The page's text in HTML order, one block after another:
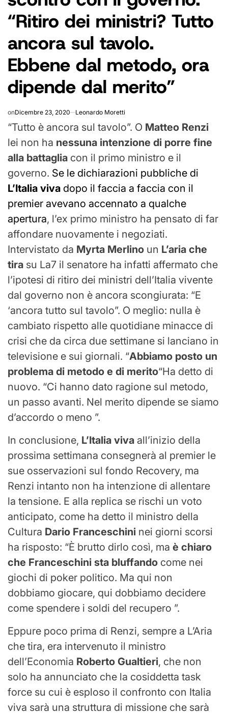
“Ritiro dei ministri? Tutto
ancora sul tavolo.
Ebbene dal metodo, ora
dipende dal merito”
onDicembre 23, 2020 Leonardo Moretti
“Tutto è ancora sul tavolo”. O Matteo Renzi
lei non ha nessuna intenzione di porre fine
alla battaglia con il primo ministro e il
governo. Se le dichiarazioni pubbliche di
L’Italia viva dopo il faccia a faccia con il
premier avevano accennato a qualche
apertura, l’ex primo ministro ha pensato di far
affondare nuovamente i negoziati.
Intervistato da Myrta Merlino un L’aria che
tira su La7 il senatore ha infatti affermato che
l’ipotesi di ritiro dei ministri dell’Italia vivente
dal governo non è ancora scongiurata: “E
‘ancora tutto sul tavolo”. O meglio: nulla è
cambiato rispetto alle quotidiane minacce di
crisi che da circa due settimane si lanciano in
televisione e sui giornali. “Abbiamo posto un
problema di metodo e di merito“Ha detto di
nuovo. “Ci hanno dato ragione sul metodo,
un passo avanti. Nel merito dipende se siamo
d’accordo o meno ”.
In conclusione, L’Italia viva all’inizio della
prossima settimana consegnerà al premier le
sue osservazioni sul fondo Recovery, ma
Renzi intanto non ha intenzione di allentare
la tensione. E alla replica se rischi un voto
anticipato, come ha detto il ministro della
Cultura Dario Franceschini nei giorni scorsi
ha risposto: “È brutto dirlo così, ma è chiaro
che Franceschini sta bluffando come nei
giochi di poker politico. Ma qui non
dobbiamo giocare, qui dobbiamo decidere
come spendere i soldi del recupero ”.
Eppure poco prima di Renzi, sempre a L’Aria
che tira, era intervenuto il ministro
dell’Economia Roberto Gualtieri, che non
solo ha annunciato che la cosiddetta task
force su cui è esploso il confronto con Italia
viva sarà una struttura di missione che sarà